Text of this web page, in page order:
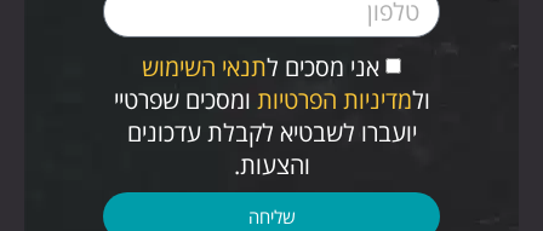
אני מסכים לתנאי השימוש
ולמדיניות הפרטיות ומסכים שפרטיי
יועברו לשבטיא לקבלת עדכונים
והצעות.
שליחה